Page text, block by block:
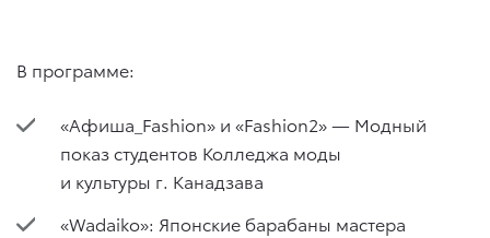
В программе:
«Афиша_Fashion» и «Fashion2» — Модный
показ студентов Колледжа моды
и культуры г. Канадзава
«Wadaiko»: Японские барабаны мастера